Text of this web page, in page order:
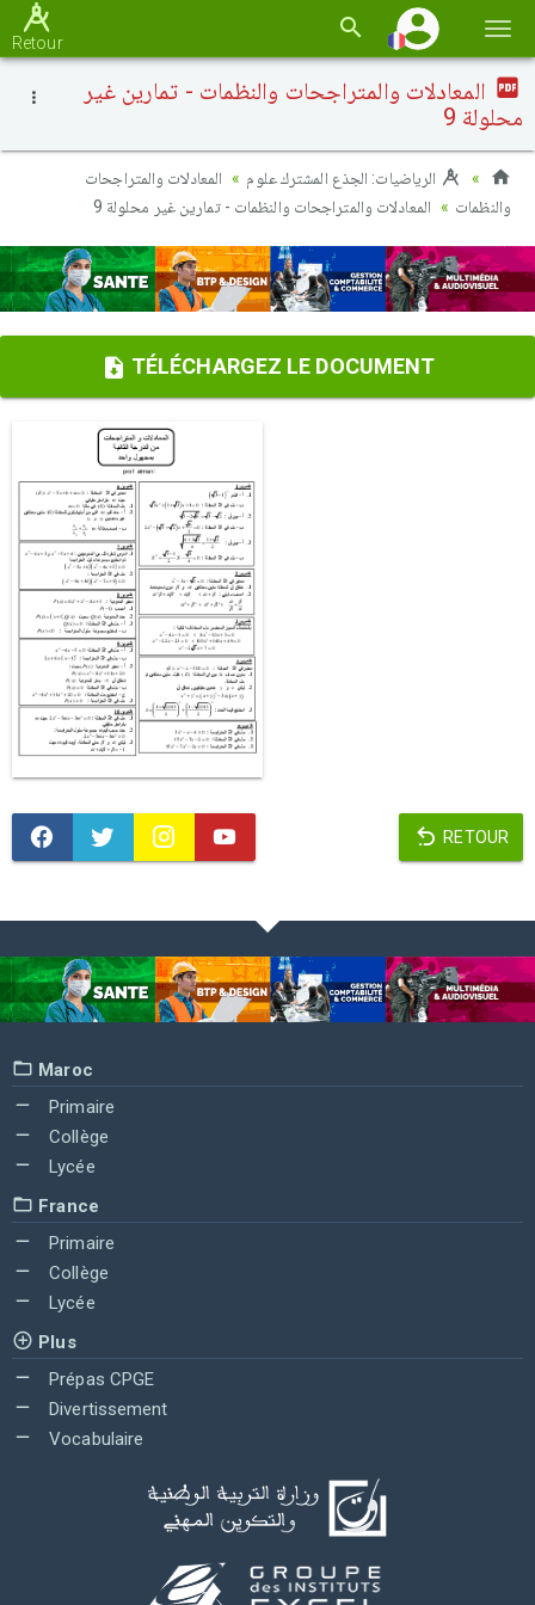
la
Retour
المعادلات والمتراجحات والنظمات - تمارين غير
محلولة 9
الرياضيات: الجذع المشترك علوم
المعادلات والمتراجحات
والنظمات
المعادلات والمتراجحات والنظمات - تمارين غير محلولة 9
TÉLÉCHARGEZ LE DOCUMENT
RETOUR
Maroc
Primaire
Collège
Lycée
France
Primaire
Collège
Lycée
Plus
Prépas CPGE
Divertissement
Vocabulaire